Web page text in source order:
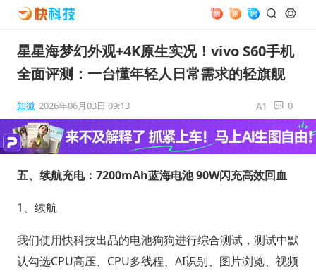
星星海梦幻外观+4K原生实况！vivo S60手机
全面评测：一台懂年轻人日常需求的轻旗舰
知微 2026年06月03日 09:13 0
五、续航充电：7200mAh蓝海电池 90W闪充高效回血
1、续航
我们使用快科技出品的电池狗狗进行综合测试，测试中默
认勾选CPU高压、CPU多线程、AI识别、图片浏览、视频